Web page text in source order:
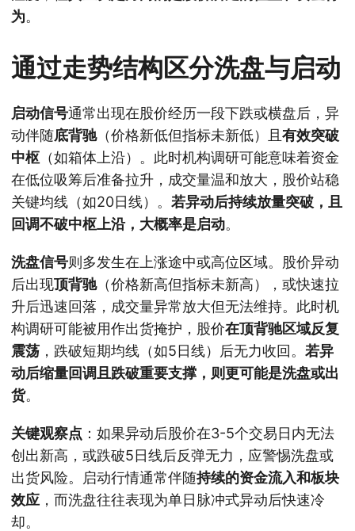
为。
通过走势结构区分洗盘与启动
启动信号通常出现在股价经历一段下跌或横盘后，异
动伴随底背驰（价格新低但指标未新低）且有效突破
中枢 （如箱体上沿）。此时机构调研可能意味着资金
在低位吸筹后准备拉升，成交量温和放大，股价站稳
关键均线（如20日线）。 若异动后持续放量突破，且
回调不破中枢上沿，大概率是启动。
洗盘信号则多发生在上涨途中或高位区域。股价异动
后出现顶背驰（价格新高但指标未新高），或快速拉
升后迅速回落，成交量异常放大但无法维持。此时机
构调研可能被用作出货掩护，股价在顶背驰区域反复
震荡 ，跌破短期均线（如5日线）后无力收回。 若异
动后缩量回调且跌破重要支撑，则更可能是洗盘或出
货。
关键观察点 ：如果异动后股价在3-5个交易日内无法
创出新高，或跌破5日线后反弹无力，应警惕洗盘或
出货风险。启动行情通常伴随持续的资金流入和板块
效应 ，而洗盘往往表现为单日脉冲式异动后快速冷
却。